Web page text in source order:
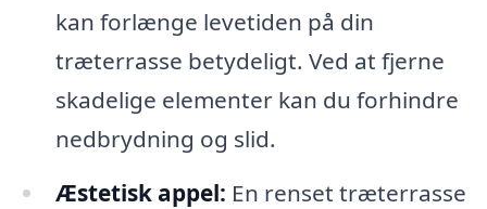
kan forlænge levetiden på din
træterrasse betydeligt. Ved at fjerne
skadelige elementer kan du forhindre
nedbrydning og slid.
Æstetisk appel: En renset træterrasse